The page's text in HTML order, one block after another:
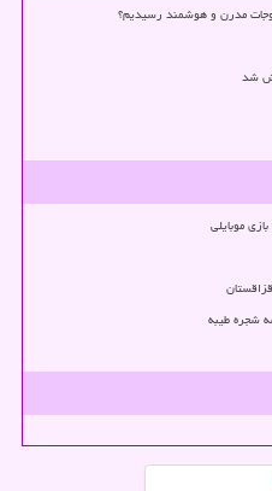
مدرن و هوشمند رسیدیم؟
شد
موبایلی
شجره طیبه